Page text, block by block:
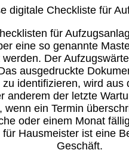
digitale Checkliste für
für
eine so genannte
Der
ausgedruckte
identifizieren, wird
anderem der letzte
ein Termin
oder einem Monat
Hausmeister ist eine
Geschäft.